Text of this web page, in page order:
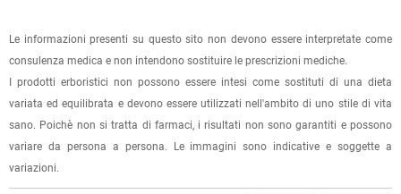
Molto gradevole.
22.03.2021
discreto
4 recensioni verificate daeKomi
(selezionando l'apposita casella del modulo d'ordine e
specificando l'indirizzo di fatturazione).
Dalla tuaArea Clientepotrai verificare lo stato di lavorazione
dell'ordine e lo stato della spedizione.
Per qualsiasi informazione, contattaci via
Le informazioni presenti su questo sito non devono essere interpretate come
consulenza medica e non intendono sostituire le prescrizioni mediche.
I prodotti erboristici non possono essere intesi come sostituti di una dieta
variata ed equilibrata e devono essere utilizzati nell'ambito di uno stile di vita
sano. Poichè non si tratta di farmaci, i risultati non sono garantiti e possono
variare da persona a persona. Le immagini sono indicative e soggette a
variazioni.